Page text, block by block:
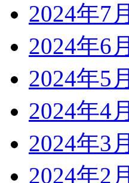
2024年7月
2024年6月
2024年5月
2024年4月
2024年3月
2024年2月